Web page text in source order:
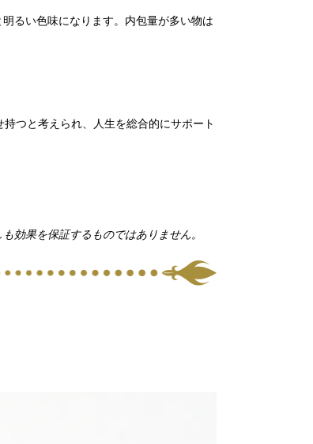
るい色味になります。内包量が多い物は
つと考えられ、人生を総合的にサポート
効果を保証するものではありません。